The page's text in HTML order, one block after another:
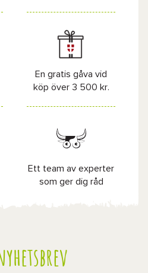
En gratis gåva vid
köp över 3 500 kr.
Ett team av experter
som ger dig råd